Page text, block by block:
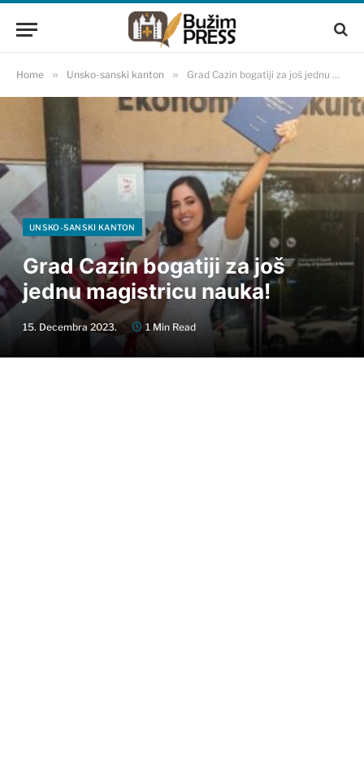
Home » Unsko-sanski kanton » Grad Cazin bogatiji za još jednu magistricu nauka!
UNSKO-SANSKI KANTON
Grad Cazin bogatiji za još
jednu magistricu nauka!
15. Decembra 2023. 1 Min Read